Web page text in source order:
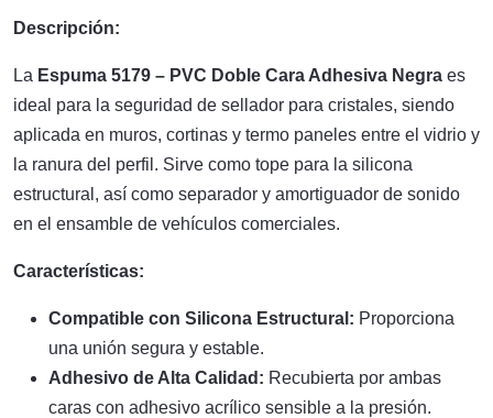
Descripción:
La Espuma 5179 – PVC Doble Cara Adhesiva Negra es
ideal para la seguridad de sellador para cristales, siendo
aplicada en muros, cortinas y termo paneles entre el vidrio y
la ranura del perfil. Sirve como tope para la silicona
estructural, así como separador y amortiguador de sonido
en el ensamble de vehículos comerciales.
Características:
Compatible con Silicona Estructural: Proporciona
una unión segura y estable.
Adhesivo de Alta Calidad: Recubierta por ambas
caras con adhesivo acrílico sensible a la presión.